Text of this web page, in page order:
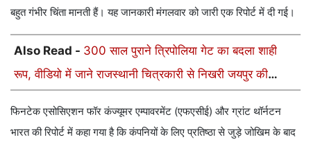
बहुत गंभीर चिंता मानती हैं। यह जानकारी मंगलवार को जारी एक रिपोर्ट में दी गई।
Also Read - 300 साल पुराने त्रिपोलिया गेट का बदला शाही
रूप, वीडियो में जाने राजस्थानी चित्रकारी से निखरी जयपुर की
फिनटेक एसोसिएशन फॉर कंज्यूमर एम्पावरमेंट (एफएसीई) और ग्रांट थॉर्नटन
भारत की रिपोर्ट में कहा गया है कि कंपनियों के लिए प्रतिष्ठा से जुड़े जोखिम के बाद